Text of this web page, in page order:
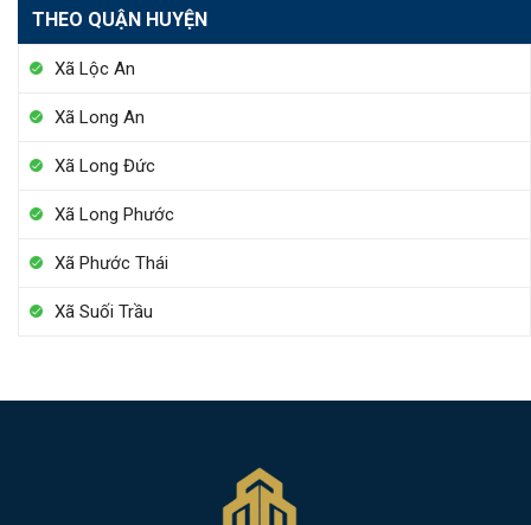
THEO QUẬN HUYỆN
Xã Lộc An
Xã Long An
Xã Long Đức
Xã Long Phước
Xã Phước Thái
Xã Suối Trầu